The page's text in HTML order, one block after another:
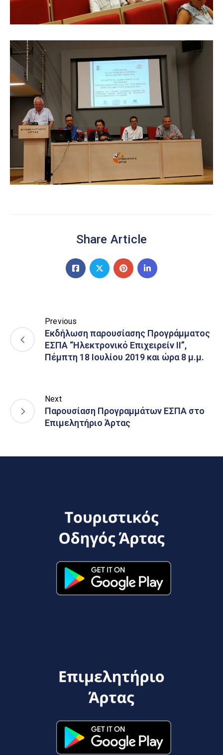
Share Article
Previous
Εκδήλωση παρουσίασης Προγράμματος
ΕΣΠΑ “Ηλεκτρονικό Επιχειρείν ΙΙ”,
Πέμπτη 18 Ιουλίου 2019 και ώρα 8 μ.μ.
Next
Παρουσίαση Προγραμμάτων ΕΣΠΑ στο
Επιμελητήριο Άρτας